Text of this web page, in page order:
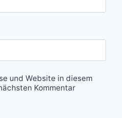
und Website in diesem
Kommentar